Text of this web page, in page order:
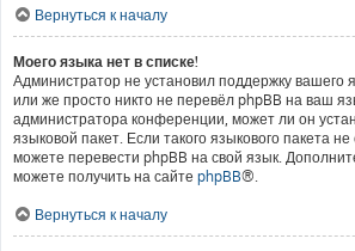
Вернуться к началу
Моего языка нет в списке!
Администратор не установил поддержку вашего
или же просто никто не перевёл phpBB на ваш
администратора конференции, может ли он
языковой пакет. Если такого языкового пакета
можете перевести phpBB на свой язык.
можете получить на сайте phpBB®.
Вернуться к началу